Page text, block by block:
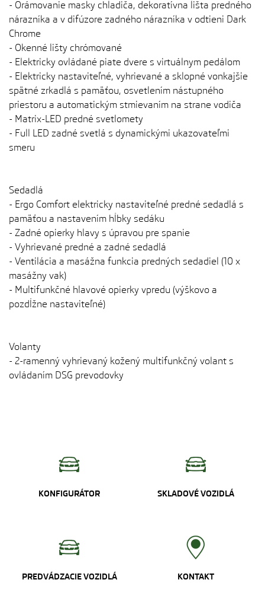
- Orámovanie masky chladiča, dekoratívna lišta predného
nárazníka a v difúzore zadného nárazníka v odtieni Dark
Chrome
- Okenné lišty chrómované
- Elektricky ovládané piate dvere s virtuálnym pedálom
- Elektricky nastaviteľné, vyhrievané a sklopné vonkajšie
spätné zrkadlá s pamäťou, osvetlením nástupného
priestoru a automatickým stmievaním na strane vodiča
- Matrix-LED predné svetlomety
- Full LED zadné svetlá s dynamickými ukazovateľmi
smeru
Sedadlá
- Ergo Comfort elektricky nastaviteľné predné sedadlá s
pamäťou a nastavením hĺbky sedáku
- Zadné opierky hlavy s úpravou pre spanie
- Vyhrievané predné a zadné sedadlá
- Ventilácia a masážna funkcia predných sedadiel (10 x
masážny vak)
- Multifunkčné hlavové opierky vpredu (výškovo a
pozdĺžne nastaviteľné)
Volanty
- 2-ramenný vyhrievaný kožený multifunkčný volant s
ovládaním DSG prevodovky
KONFIGURÁTOR SKLADOVÉ VOZIDLÁ
PREDVÁDZACIE VOZIDLÁ KONTAKT